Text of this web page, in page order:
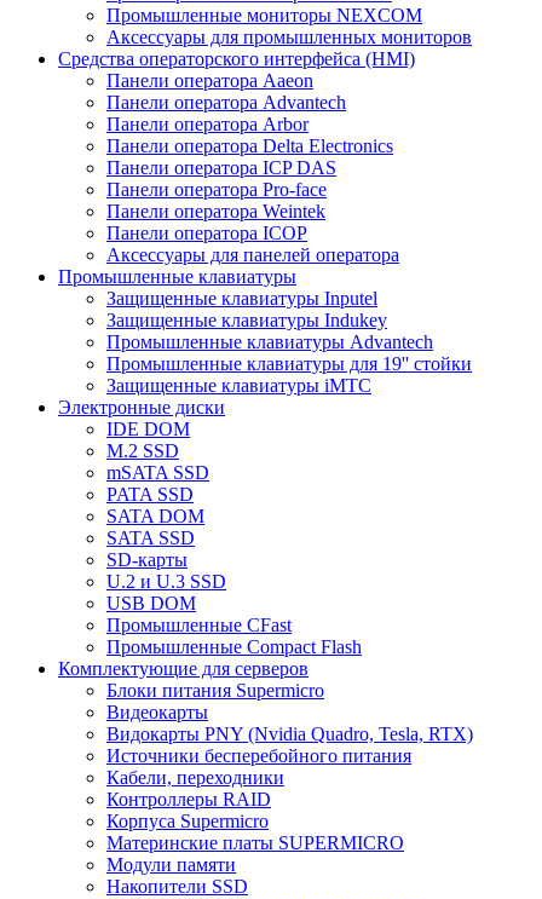
Промышленные мониторы NEXCOM
Аксессуары для промышленных мониторов
Средства операторского интерфейса (HMI)
Панели оператора Aaeon
Панели оператора Advantech
Панели оператора Arbor
Панели оператора Delta Electronics
Панели оператора ICP DAS
Панели оператора Pro-face
Панели оператора Weintek
Панели оператора ICOP
Аксессуары для панелей оператора
Промышленные клавиатуры
Защищенные клавиатуры Inputel
Защищенные клавиатуры Indukey
Промышленные клавиатуры Advantech
Промышленные клавиатуры для 19'' стойки
Защищенные клавиатуры iMTC
Электронные диски
IDE DOM
M.2 SSD
mSATA SSD
PATA SSD
SATA DOM
SATA SSD
SD-карты
U.2 и U.3 SSD
USB DOM
Промышленные CFast
Промышленные Compact Flash
Комплектующие для серверов
Блоки питания Supermicro
Видеокарты
Видокарты PNY (Nvidia Quadro, Tesla, RTX)
Источники бесперебойного питания
Кабели, переходники
Контроллеры RAID
Корпуса Supermicro
Материнские платы SUPERMICRO
Модули памяти
Накопители SSD